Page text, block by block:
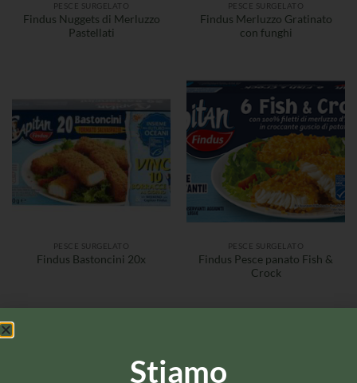
PESCE SURGELATO
Findus Nuggets di Merluzzo
Pastellati
PESCE SURGELATO
Findus Merluzzo Gratinato
con funghi
PESCE SURGELATO
Findus Bastoncini 20x
PESCE SURGELATO
Findus Pesce panato Fish &
Crock
Stiamo